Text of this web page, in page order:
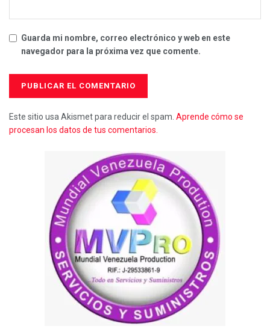
Guarda mi nombre, correo electrónico y web en este
navegador para la próxima vez que comente.
Este sitio usa Akismet para reducir el spam. Aprende cómo se
procesan los datos de tus comentarios.